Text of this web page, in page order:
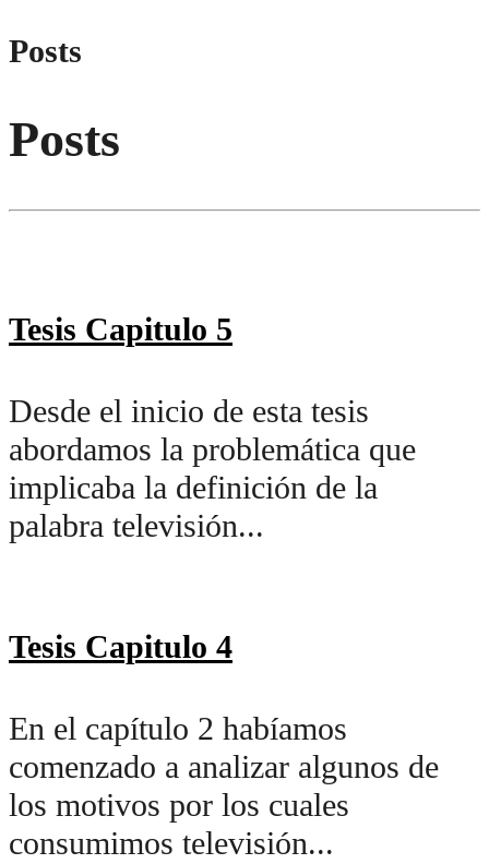
Posts
Posts
Tesis Capitulo 5
Desde el inicio de esta tesis
abordamos la problemática que
implicaba la definición de la
palabra televisión...
Tesis Capitulo 4
En el capítulo 2 habíamos
comenzado a analizar algunos de
los motivos por los cuales
consumimos televisión...